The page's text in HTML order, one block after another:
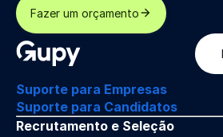
Fazer um orçamento
Suporte para Empresas
Suporte para Candidatos
Recrutamento e Seleção